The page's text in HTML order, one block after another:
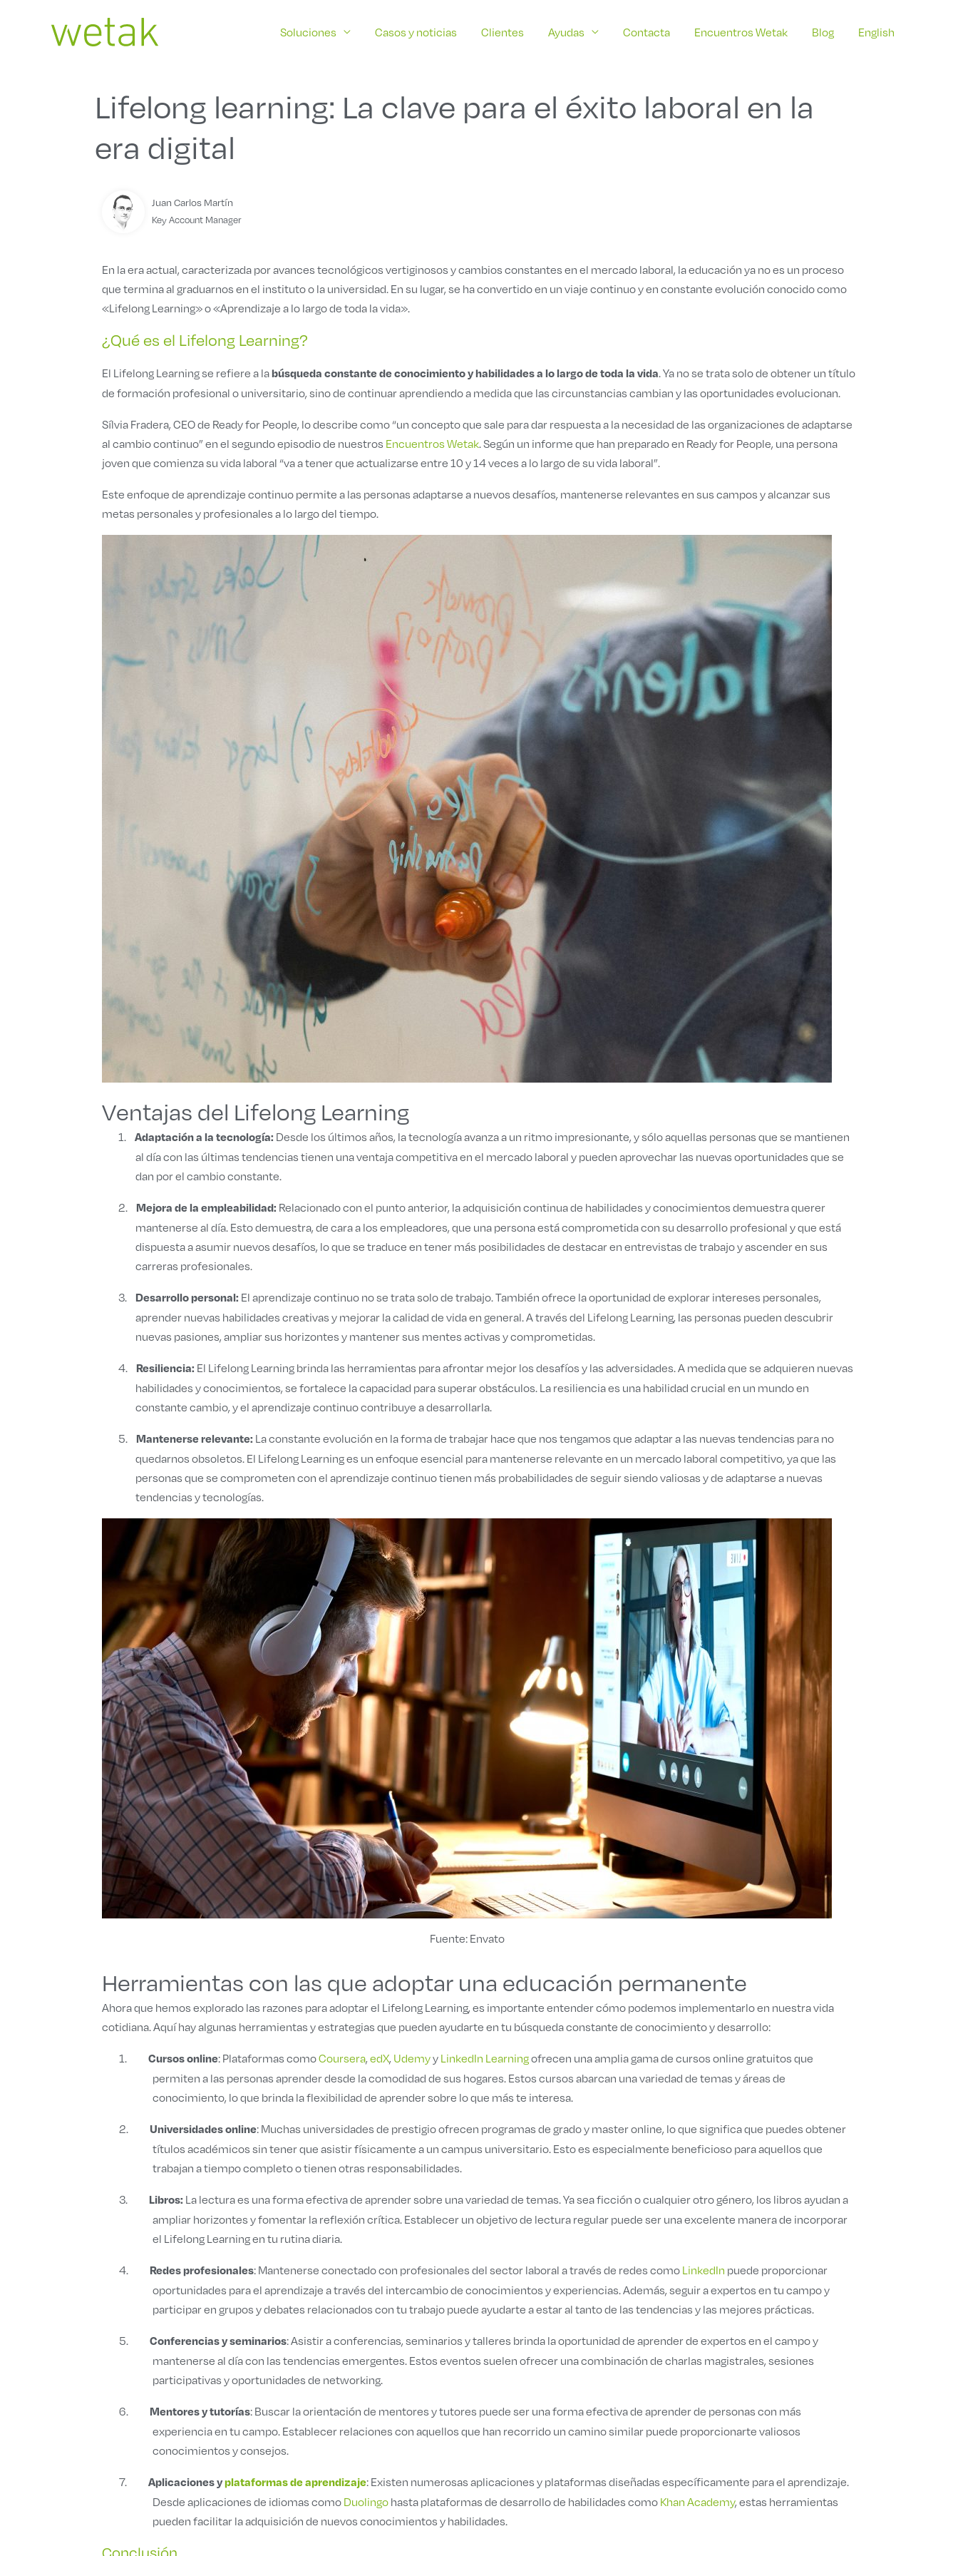
Soluciones Casos y noticias Clientes Ayudas Contacta Encuentros Wetak Blog English
Lifelong learning: La clave para el éxito laboral en la
era digital
Juan Carlos Martín
Key Account Manager
En la era actual, caracterizada por avances tecnológicos vertiginosos y cambios constantes en el mercado laboral, la educación ya no es un proceso
que termina al graduarnos en el instituto o la universidad. En su lugar, se ha convertido en un viaje continuo y en constante evolución conocido como
«Lifelong Learning» o «Aprendizaje a lo largo de toda la vida».
¿Qué es el Lifelong Learning?
El Lifelong Learning se refiere a labúsqueda constante de conocimiento y habilidades a lo largo de toda la vida. Ya no se trata solo de obtener un título
de formación profesional o universitario, sino de continuar aprendiendo a medida que las circunstancias cambian y las oportunidades evolucionan.
Sílvia Fradera, CEO de Ready for People, lo describe como “un concepto que sale para dar respuesta a la necesidad de las organizaciones de adaptarse
al cambio continuo” en el segundo episodio de nuestros Encuentros Wetak. Según un informe que han preparado en Ready for People, una persona
joven que comienza su vida laboral “va a tener que actualizarse entre 10 y 14 veces a lo largo de su vida laboral”.
Este enfoque de aprendizaje continuo permite a las personas adaptarse a nuevos desafíos, mantenerse relevantes en sus campos y alcanzar sus
metas personales y profesionales a lo largo del tiempo.
Ventajas del Lifelong Learning
1. Adaptación a la tecnología: Desde los últimos años, la tecnología avanza a un ritmo impresionante, y sólo aquellas personas que se mantienen
al día con las últimas tendencias tienen una ventaja competitiva en el mercado laboral y pueden aprovechar las nuevas oportunidades que se
dan por el cambio constante.
2. Mejora de la empleabilidad: Relacionado con el punto anterior, la adquisición continua de habilidades y conocimientos demuestra querer
mantenerse al día. Esto demuestra, de cara a los empleadores, que una persona está comprometida con su desarrollo profesional y que está
dispuesta a asumir nuevos desafíos, lo que se traduce en tener más posibilidades de destacar en entrevistas de trabajo y ascender en sus
carreras profesionales.
3. Desarrollo personal: El aprendizaje continuo no se trata solo de trabajo. También ofrece la oportunidad de explorar intereses personales,
aprender nuevas habilidades creativas y mejorar la calidad de vida en general. A través del Lifelong Learning, las personas pueden descubrir
nuevas pasiones, ampliar sus horizontes y mantener sus mentes activas y comprometidas.
4. Resiliencia: El Lifelong Learning brinda las herramientas para afrontar mejor los desafíos y las adversidades. A medida que se adquieren nuevas
habilidades y conocimientos, se fortalece la capacidad para superar obstáculos. La resiliencia es una habilidad crucial en un mundo en
constante cambio, y el aprendizaje continuo contribuye a desarrollarla.
5. Mantenerse relevante: La constante evolución en la forma de trabajar hace que nos tengamos que adaptar a las nuevas tendencias para no
quedarnos obsoletos. El Lifelong Learning es un enfoque esencial para mantenerse relevante en un mercado laboral competitivo, ya que las
personas que se comprometen con el aprendizaje continuo tienen más probabilidades de seguir siendo valiosas y de adaptarse a nuevas
tendencias y tecnologías.
Fuente: Envato
Herramientas con las que adoptar una educación permanente
Ahora que hemos explorado las razones para adoptar el Lifelong Learning, es importante entender cómo podemos implementarlo en nuestra vida
cotidiana. Aquí hay algunas herramientas y estrategias que pueden ayudarte en tu búsqueda constante de conocimiento y desarrollo:
1. Cursos online: Plataformas comoCoursera,edX, UdemyyLinkedIn Learningofrecen una amplia gama de cursos online gratuitos que
permiten a las personas aprender desde la comodidad de sus hogares. Estos cursos abarcan una variedad de temas y áreas de
conocimiento, lo que brinda la flexibilidad de aprender sobre lo que más te interesa.
2. Universidades online: Muchas universidades de prestigio ofrecen programas de grado y master online, lo que significa que puedes obtener
títulos académicos sin tener que asistir físicamente a un campus universitario. Esto es especialmente beneficioso para aquellos que
trabajan a tiempo completo o tienen otras responsabilidades.
3. Libros: La lectura es una forma efectiva de aprender sobre una variedad de temas. Ya sea ficción o cualquier otro género, los libros ayudan a
ampliar horizontes y fomentar la reflexión crítica. Establecer un objetivo de lectura regular puede ser una excelente manera de incorporar
el Lifelong Learning en tu rutina diaria.
4. Redes profesionales: Mantenerse conectado con profesionales del sector laboral a través de redes comoLinkedIn puede proporcionar
oportunidades para el aprendizaje a través del intercambio de conocimientos y experiencias. Además, seguir a expertos en tu campo y
participar en grupos y debates relacionados con tu trabajo puede ayudarte a estar al tanto de las tendencias y las mejores prácticas.
5. Conferencias y seminarios: Asistir a conferencias, seminarios y talleres brinda la oportunidad de aprender de expertos en el campo y
mantenerse al día con las tendencias emergentes. Estos eventos suelen ofrecer una combinación de charlas magistrales, sesiones
participativas y oportunidades de networking.
6. Mentores y tutorías: Buscar la orientación de mentores y tutores puede ser una forma efectiva de aprender de personas con más
experiencia en tu campo. Establecer relaciones con aquellos que han recorrido un camino similar puede proporcionarte valiosos
conocimientos y consejos.
7. Aplicaciones yplataformas de aprendizaje: Existen numerosas aplicaciones y plataformas diseñadas específicamente para el aprendizaje.
Desde aplicaciones de idiomas comoDuolingohasta plataformas de desarrollo de habilidades comoKhan Academy, estas herramientas
pueden facilitar la adquisición de nuevos conocimientos y habilidades.